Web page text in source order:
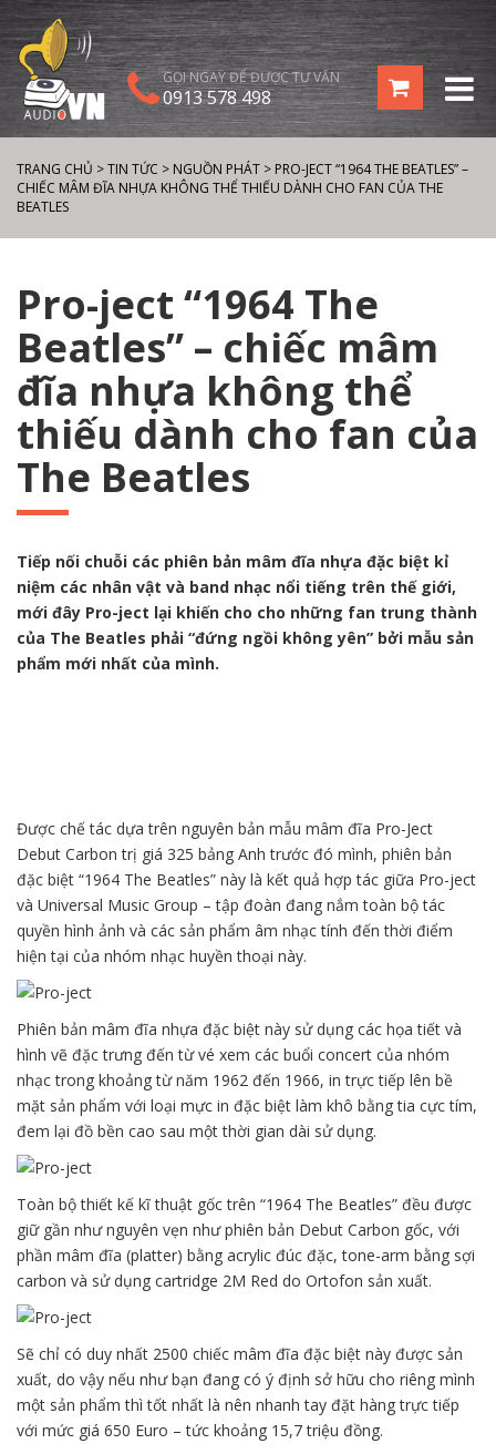
GỌI NGAY ĐỂ ĐƯỢC TƯ VẤN
0913 578 498
TRANG CHỦ >TIN TỨC > NGUỒN PHÁT > PRO-JECT “1964 THE BEATLES” –
CHIẾC MÂM ĐĨA NHỰA KHÔNG THỂ THIẾU DÀNH CHO FAN CỦA THE
BEATLES
Pro-ject “1964 The
Beatles” – chiếc mâm
đĩa nhựa không thể
thiếu dành cho fan của
The Beatles
Tiếp nối chuỗi các phiên bản mâm đĩa nhựa đặc biệt kỉ
niệm các nhân vật và band nhạc nổi tiếng trên thế giới,
mới đây Pro-ject lại khiến cho cho những fan trung thành
của The Beatles phải “đứng ngồi không yên” bởi mẫu sản
phẩm mới nhất của mình.
Được chế tác dựa trên nguyên bản mẫu mâm đĩa Pro-Ject
Debut Carbon trị giá 325 bảng Anh trước đó mình, phiên bản
đặc biệt “1964 The Beatles” này là kết quả hợp tác giữa Pro-ject
và Universal Music Group – tập đoàn đang nắm toàn bộ tác
quyền hình ảnh và các sản phẩm âm nhạc tính đến thời điểm
hiện tại của nhóm nhạc huyền thoại này.
Phiên bản mâm đĩa nhựa đặc biệt này sử dụng các họa tiết và
hình vẽ đặc trưng đến từ vé xem các buổi concert của nhóm
nhạc trong khoảng từ năm 1962 đến 1966, in trực tiếp lên bề
mặt sản phẩm với loại mực in đặc biệt làm khô bằng tia cực tím,
đem lại đồ bền cao sau một thời gian dài sử dụng.
Toàn bộ thiết kế kĩ thuật gốc trên “1964 The Beatles” đều được
giữ gần như nguyên vẹn như phiên bản Debut Carbon gốc, với
phần mâm đĩa (platter) bằng acrylic đúc đặc, tone-arm bằng sợi
carbon và sử dụng cartridge 2M Red do Ortofon sản xuất.
Sẽ chỉ có duy nhất 2500 chiếc mâm đĩa đặc biệt này được sản
xuất, do vậy nếu như bạn đang có ý định sở hữu cho riêng mình
một sản phẩm thì tốt nhất là nên nhanh tay đặt hàng trực tiếp
với mức giá 650 Euro – tức khoảng 15,7 triệu đồng.